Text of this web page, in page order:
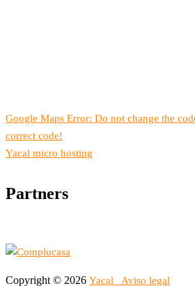
Google Maps Error: Do not change the
correct code!
Yacal micro hosting
Partners
Copyright © 2026 Yacal Aviso legal